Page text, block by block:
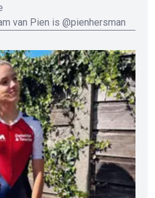
van Pien is @pienhersman